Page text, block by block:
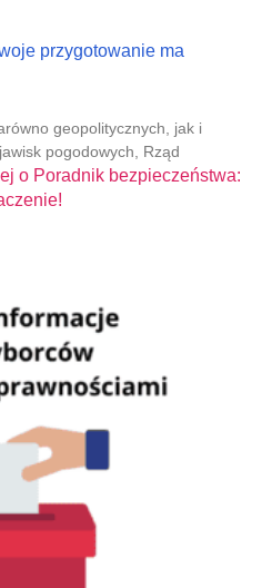
przygotowanie ma
geopolitycznych, jak i
pogodowych, Rząd
o Poradnik bezpieczeństwa: